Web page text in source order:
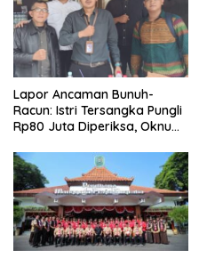
Lapor Ancaman Bunuh-
Racun: Istri Tersangka Pungli
Rp80 Juta Diperiksa, Oknum
Disdagperin